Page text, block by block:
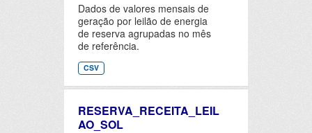
Dados de valores mensais de
geração por leilão de energia
de reserva agrupadas no mês
de referência.
CSV
RESERVA_RECEITA_LEIL
AO_SOL